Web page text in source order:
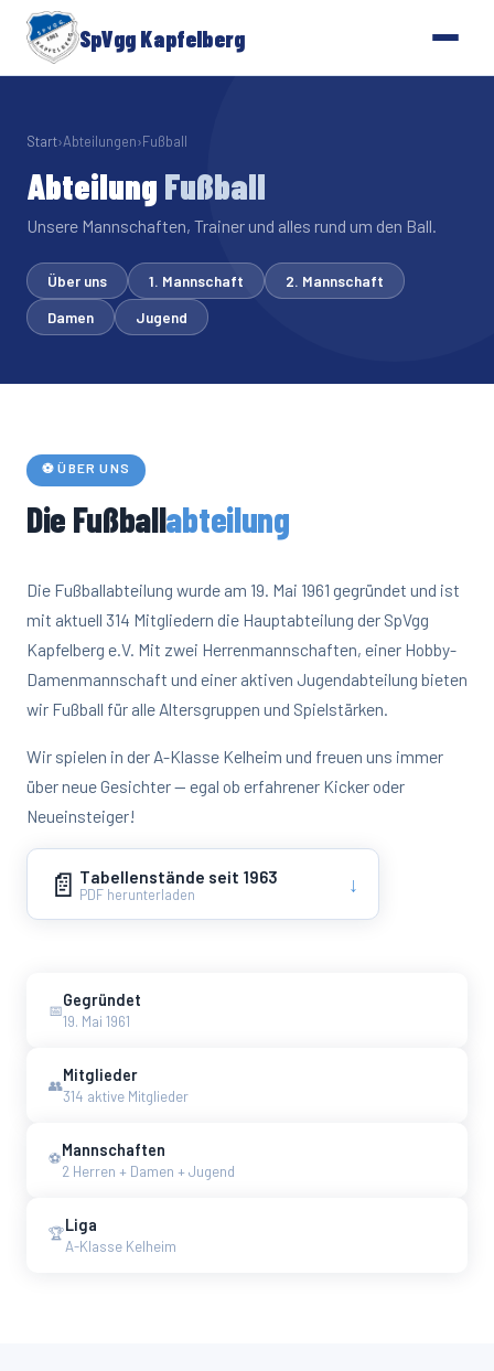
SpVgg Kapfelberg
Start›Abteilungen›Fußball
Abteilung Fußball
Unsere Mannschaften, Trainer und alles rund um den Ball.
Über uns 1. Mannschaft
2. Mannschaft
Damen
Jugend
⚽ ÜBER UNS
Die Fußballabteilung
Die Fußballabteilung wurde am 19. Mai 1961 gegründet und ist
mit aktuell 314 Mitgliedern die Hauptabteilung der SpVgg
Kapfelberg e.V. Mit zwei Herrenmannschaften, einer Hobby-
Damenmannschaft und einer aktiven Jugendabteilung bieten
wir Fußball für alle Altersgruppen und Spielstärken.
Wir spielen in der A-Klasse Kelheim und freuen uns immer
über neue Gesichter — egal ob erfahrener Kicker oder
Neueinsteiger!
📄 Tabellenstände seit 1963
PDF herunterladen ↓
📅
Gegründet
19. Mai 1961
👥
Mitglieder
314 aktive Mitglieder
⚽Mannschaften
2 Herren + Damen + Jugend
🏆Liga
A-Klasse Kelheim